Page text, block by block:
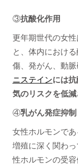
③抗酸化作用
更年期世代の女
と、体内におけ
傷、発がん、動脈
ニステインには
気のリスクを低減
④乳がん発症抑制
女性ホルモンで
増殖に深く関わ
性ホルモンの受